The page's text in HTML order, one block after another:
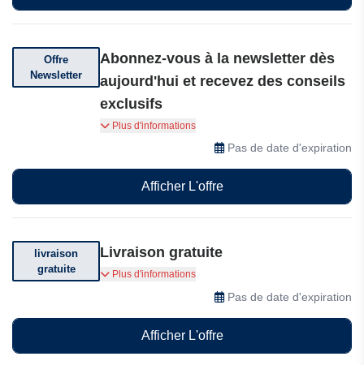
Offre
Newsletter
Abonnez-vous à la newsletter dès
aujourd'hui et recevez des conseils
exclusifs
Abonnez-vous à la newsletter dès aujourd'hui et
recevez des conseils exclusifs, des offres
spéciales et les dernières actualités sur le
contrôle efficace des odeurs avec Bactador !
Plus d'informations
Pas de date d'expiration
Afficher L'offre
livraison
gratuite
Livraison gratuite
Bénéficiez de la livraison gratuite dès 30 euros
Plus d'informations
Pas de date d'expiration
Afficher L'offre